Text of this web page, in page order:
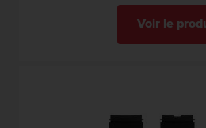
Voir le